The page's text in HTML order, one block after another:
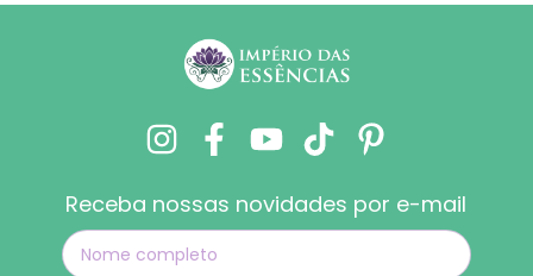
Receba nossas novidades por e-mail